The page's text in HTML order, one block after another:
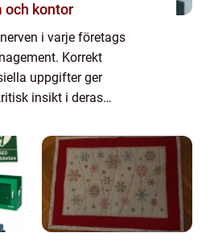
och kontor
i varje företags
Korrekt
uppgifter ger
insikt i deras
på kon...